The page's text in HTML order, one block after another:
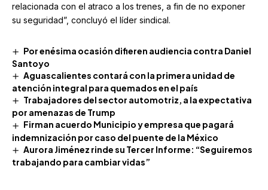
relacionada con el atraco a los trenes, a fin de no exponer
su seguridad”, concluyó el líder sindical.
Por enésima ocasión difieren audiencia contra Daniel
Santoyo
Aguascalientes contará con la primera unidad de
atención integral para quemados en el país
Trabajadores del sector automotriz, a la expectativa
por amenazas de Trump
Firman acuerdo Municipio y empresa que pagará
indemnización por caso del puente de la México
Aurora Jiménez rinde su Tercer Informe: “Seguiremos
trabajando para cambiar vidas”